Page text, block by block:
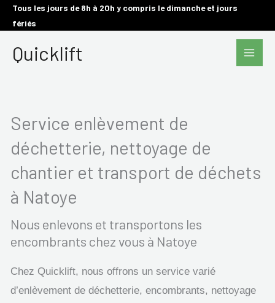
AllerTous les jours de 8h à 20h y compris le dimanche et jours
fériés
Quicklift
Main
Service enlèvement de
déchetterie, nettoyage de
chantier et transport de déchets
à Natoye
Nous enlevons et transportons les
encombrants chez vous à Natoye
Chez Quicklift, nous offrons un service varié
d’enlèvement de déchetterie, encombrants, nettoyage